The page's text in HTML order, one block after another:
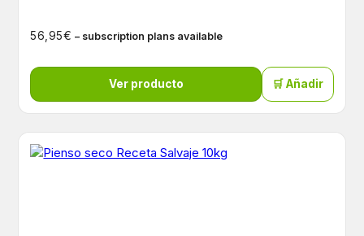
56,95€ – subscription plans available
Ver producto 🛒 Añadir